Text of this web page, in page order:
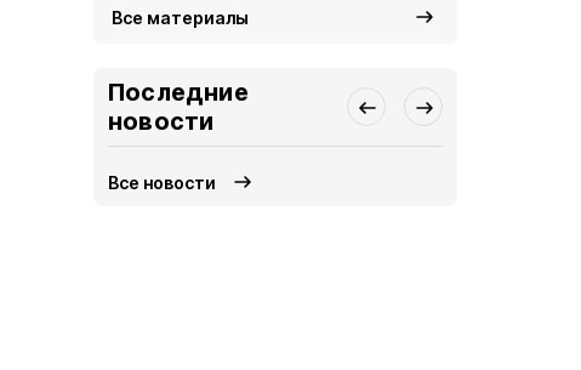
Все материалы
Последние
новости
Все новости